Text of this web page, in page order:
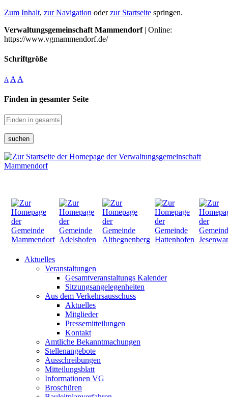
Zum Inhalt, zur Navigation oderzur Startseite springen.
Verwaltungsgemeinschaft Mammendorf| Online:
https://www.vgmammendorf.de/
Schriftgröße
A A A
Finden in gesamter Seite
suchen
Aktuelles
Veranstaltungen
Gesamtveranstaltungs Kalender
Sitzungsangelegenheiten
Aus dem Verkehrsausschuss
Aktuelles
Mitglieder
Pressemitteilungen
Kontakt
Amtliche Bekanntmachungen
Stellenangebote
Ausschreibungen
Mitteilungsblatt
Informationen VG
Broschüren